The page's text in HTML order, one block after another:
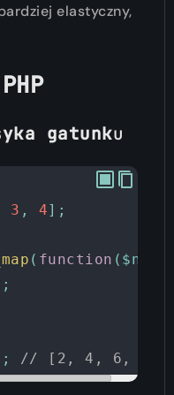
elastyczny,
gatunku
3 , 4];
( function ( $n
;
// [2, 4, 6, 8]